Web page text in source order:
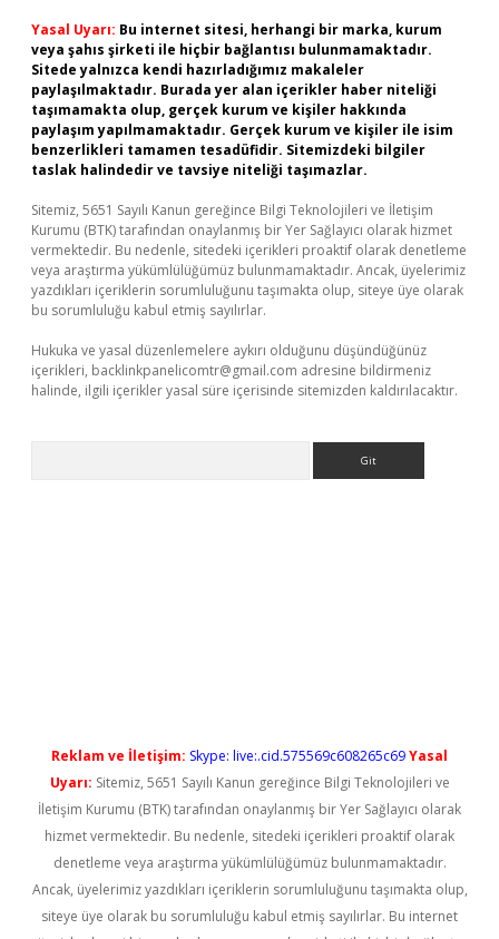
Yasal Uyarı: Bu internet sitesi, herhangi bir marka, kurum
veya şahıs şirketi ile hiçbir bağlantısı bulunmamaktadır.
Sitede yalnızca kendi hazırladığımız makaleler
paylaşılmaktadır. Burada yer alan içerikler haber niteliği
taşımamakta olup, gerçek kurum ve kişiler hakkında
paylaşım yapılmamaktadır. Gerçek kurum ve kişiler ile isim
benzerlikleri tamamen tesadüfidir. Sitemizdeki bilgiler
taslak halindedir ve tavsiye niteliği taşımazlar.
Sitemiz, 5651 Sayılı Kanun gereğince Bilgi Teknolojileri ve İletişim
Kurumu (BTK) tarafından onaylanmış bir Yer Sağlayıcı olarak hizmet
vermektedir. Bu nedenle, sitedeki içerikleri proaktif olarak denetleme
veya araştırma yükümlülüğümüz bulunmamaktadır. Ancak, üyelerimiz
yazdıkları içeriklerin sorumluluğunu taşımakta olup, siteye üye olarak
bu sorumluluğu kabul etmiş sayılırlar.
Hukuka ve yasal düzenlemelere aykırı olduğunu düşündüğünüz
içerikleri, backlinkpanelicomtr@gmail.com adresine bildirmeniz
halinde, ilgili içerikler yasal süre içerisinde sitemizden kaldırılacaktır.
Reklam ve İletişim: Skype: live:.cid.575569c608265c69Yasal
Uyarı: Sitemiz, 5651 Sayılı Kanun gereğince Bilgi Teknolojileri ve
İletişim Kurumu (BTK) tarafından onaylanmış bir Yer Sağlayıcı olarak
hizmet vermektedir. Bu nedenle, sitedeki içerikleri proaktif olarak
denetleme veya araştırma yükümlülüğümüz bulunmamaktadır.
Ancak, üyelerimiz yazdıkları içeriklerin sorumluluğunu taşımakta olup,
siteye üye olarak bu sorumluluğu kabul etmiş sayılırlar. Bu internet